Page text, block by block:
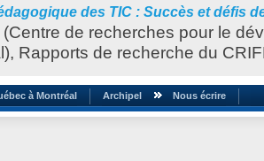
des TIC : Succès et défis
(Centre de recherches pour le
Rapports de recherche du
à Montréal Archipel Nous écrire